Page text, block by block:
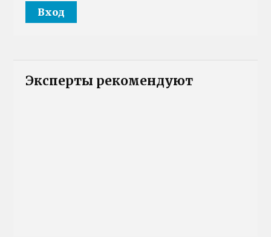
Эксперты рекомендуют